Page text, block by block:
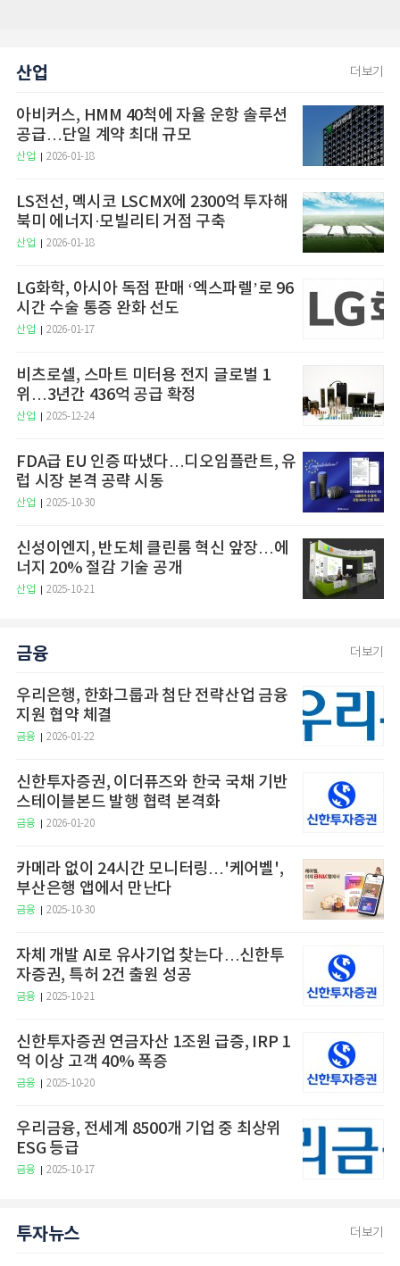
산업 더보기
아비커스, HMM 40척에 자율 운항 솔루션
공급…단일 계약 최대 규모
산업 2026-01-18
LS전선, 멕시코 LSCMX에 2300억 투자해
북미 에너지·모빌리티 거점 구축
산업 2026-01-18
LG화학, 아시아 독점 판매 ‘엑스파렐’로 96
시간 수술 통증 완화 선도
산업 2026-01-17
비츠로셀, 스마트 미터용 전지 글로벌 1
위…3년간 436억 공급 확정
산업 2025-12-24
FDA급 EU 인증 따냈다…디오임플란트, 유
럽 시장 본격 공략 시동
산업 2025-10-30
신성이엔지, 반도체 클린룸 혁신 앞장…에
너지 20% 절감 기술 공개
산업 2025-10-21
금융 더보기
우리은행, 한화그룹과 첨단 전략산업 금융
지원 협약 체결
금융 2026-01-22
신한투자증권, 이더퓨즈와 한국 국채 기반
스테이블본드 발행 협력 본격화
금융 2026-01-20
카메라 없이 24시간 모니터링…'케어벨',
부산은행 앱에서 만난다
금융 2025-10-30
자체 개발 AI로 유사기업 찾는다…신한투
자증권, 특허 2건 출원 성공
금융 2025-10-21
신한투자증권 연금자산 1조원 급증, IRP 1
억 이상 고객 40% 폭증
금융 2025-10-20
우리금융, 전세계 8500개 기업 중 최상위
ESG 등급
금융 2025-10-17
투자뉴스 더보기